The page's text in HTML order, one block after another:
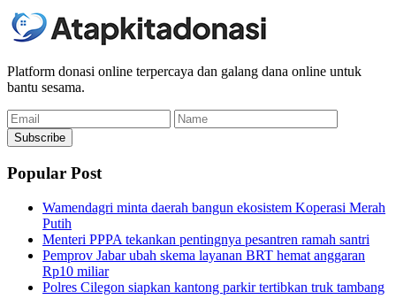
Platform donasi online terpercaya dan galang dana online untuk
bantu sesama.
Email
Name
Subscribe
Popular Post
Wamendagri minta daerah bangun ekosistem Koperasi Merah
Putih
Menteri PPPA tekankan pentingnya pesantren ramah santri
Pemprov Jabar ubah skema layanan BRT hemat anggaran
Rp10 miliar
Polres Cilegon siapkan kantong parkir tertibkan truk tambang